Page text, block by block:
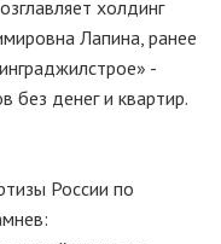
холдинг
Лапина, ранее
-
без денег и квартир.
России по